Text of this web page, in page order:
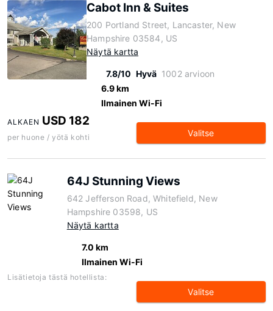
Cabot Inn & Suites
200 Portland Street, Lancaster, New
Hampshire 03584, US
Näytä kartta
7.8/10 Hyvä 1002 arvioon
6.9 km
Ilmainen Wi-Fi
ALKAEN USD 182
per huone / yötä kohti Valitse
64J Stunning Views
642 Jefferson Road, Whitefield, New
Hampshire 03598, US
Näytä kartta
7.0 km
Ilmainen Wi-Fi
Lisätietoja tästä hotellista:
Valitse